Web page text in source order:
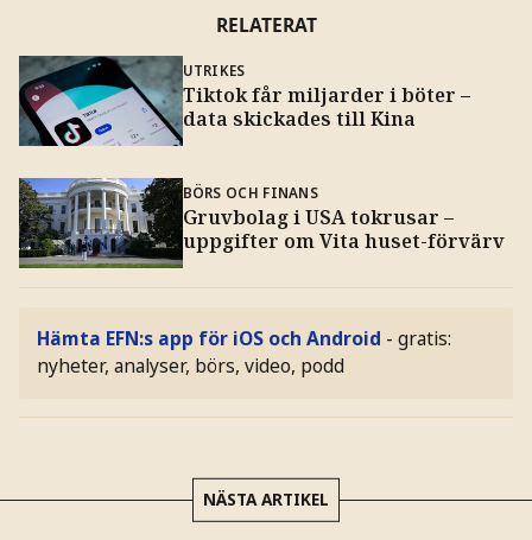
RELATERAT
UTRIKES
Tiktok får miljarder i böter –
data skickades till Kina
BÖRS OCH FINANS
Gruvbolag i USA tokrusar –
uppgifter om Vita huset-förvärv
Hämta EFN:s app för iOS och Android - gratis:
nyheter, analyser, börs, video, podd
NÄSTA ARTIKEL